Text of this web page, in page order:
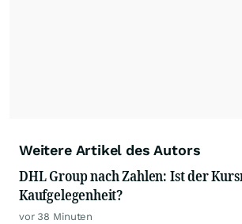
Weitere Artikel des Autors
DHL Group nach Zahlen: Ist der
Kaufgelegenheit?
vor 38 Minuten